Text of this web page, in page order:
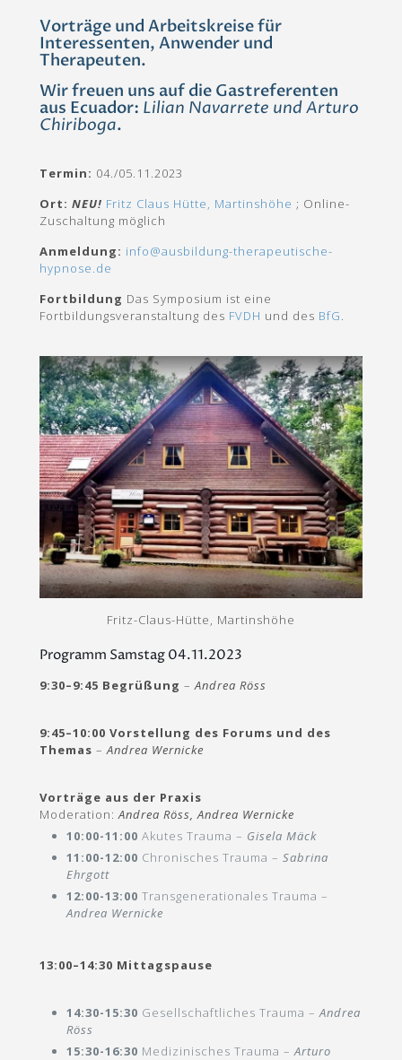
Vorträge und Arbeitskreise für
Interessenten, Anwender und
Therapeuten.
Wir freuen uns auf die Gastreferenten
aus Ecuador: Lilian Navarrete und Arturo
Chiriboga.
Termin: 04./05.11.2023
Ort: NEU! Fritz Claus Hütte, Martinshöhe ; Online-
Zuschaltung möglich
Anmeldung: info@ausbildung-therapeutische-
hypnose.de
Fortbildung Das Symposium ist eine
Fortbildungsveranstaltung des FVDH und des BfG.
Fritz-Claus-Hütte, Martinshöhe
Programm Samstag 04.11.2023
9:30–9:45 Begrüßung –Andrea Röss
9:45–10:00 Vorstellung des Forums und des
Themas –Andrea Wernicke
Vorträge aus der Praxis
Moderation:Andrea Röss, Andrea Wernicke
10:00-11:00 Akutes Trauma – Gisela Mäck
11:00-12:00 Chronisches Trauma –Sabrina
Ehrgott
12:00-13:00 Transgenerationales Trauma –
Andrea Wernicke
13:00–14:30 Mittagspause
14:30-15:30 Gesellschaftliches Trauma –Andrea
Röss
15:30-16:30 Medizinisches Trauma –Arturo